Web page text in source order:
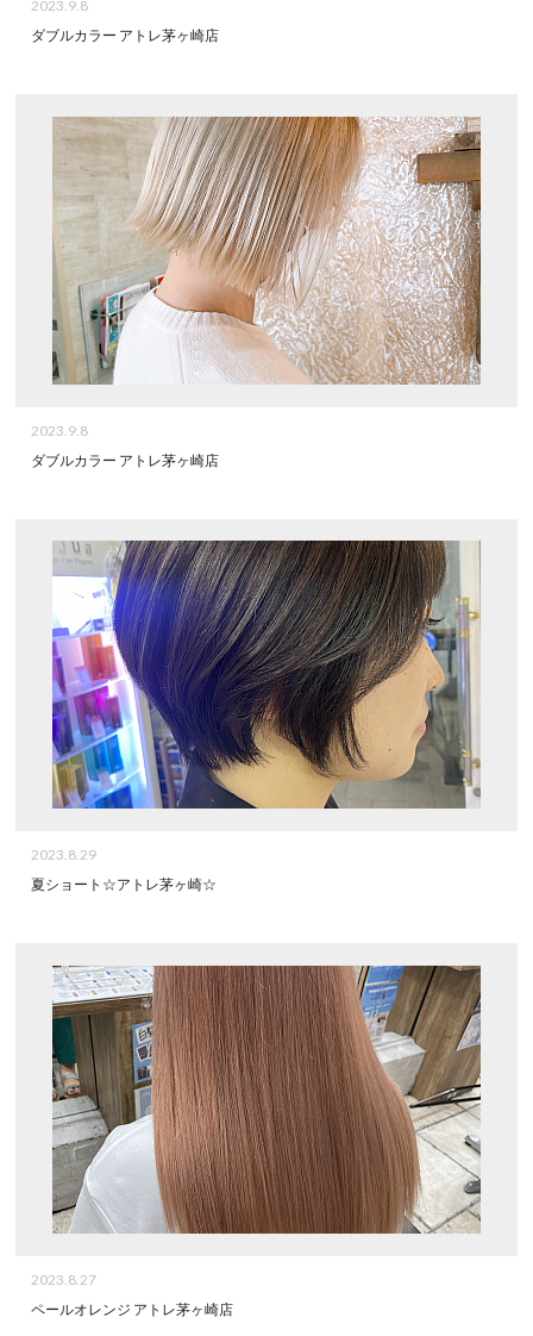
2023.9.8
ダブルカラー アトレ茅ヶ崎店
2023.9.8
ダブルカラー アトレ茅ヶ崎店
2023.8.29
夏ショート☆アトレ茅ヶ崎☆
2023.8.27
ペールオレンジ アトレ茅ヶ崎店